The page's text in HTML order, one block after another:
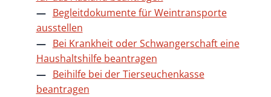
Begleitdokumente für Weintransporte
ausstellen
Bei Krankheit oder Schwangerschaft eine
Haushaltshilfe beantragen
Beihilfe bei der Tierseuchenkasse
beantragen